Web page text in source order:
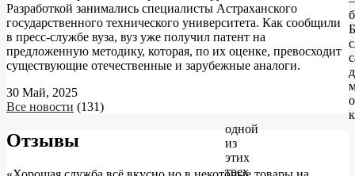
Разработкой занимались специалисты Астраханского
государственного технического университета. Как сообщили
в пресс-службе вуза, вуз уже получил патент на
предложенную методику, которая, по их оценке, превосходит
существующие отечественные и зарубежные аналоги.
30 Май, 2025
Все новости (131)
Отзывы
к
одной
из
этих
трех